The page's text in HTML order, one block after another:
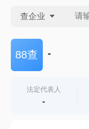
查企业
查企业
查产地
88查 -
法定代表人
-